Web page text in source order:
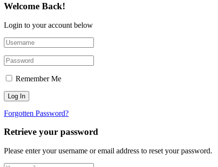
Welcome Back!
Login to your account below
Remember Me
Forgotten Password?
Retrieve your password
Please enter your username or email address to reset your password.